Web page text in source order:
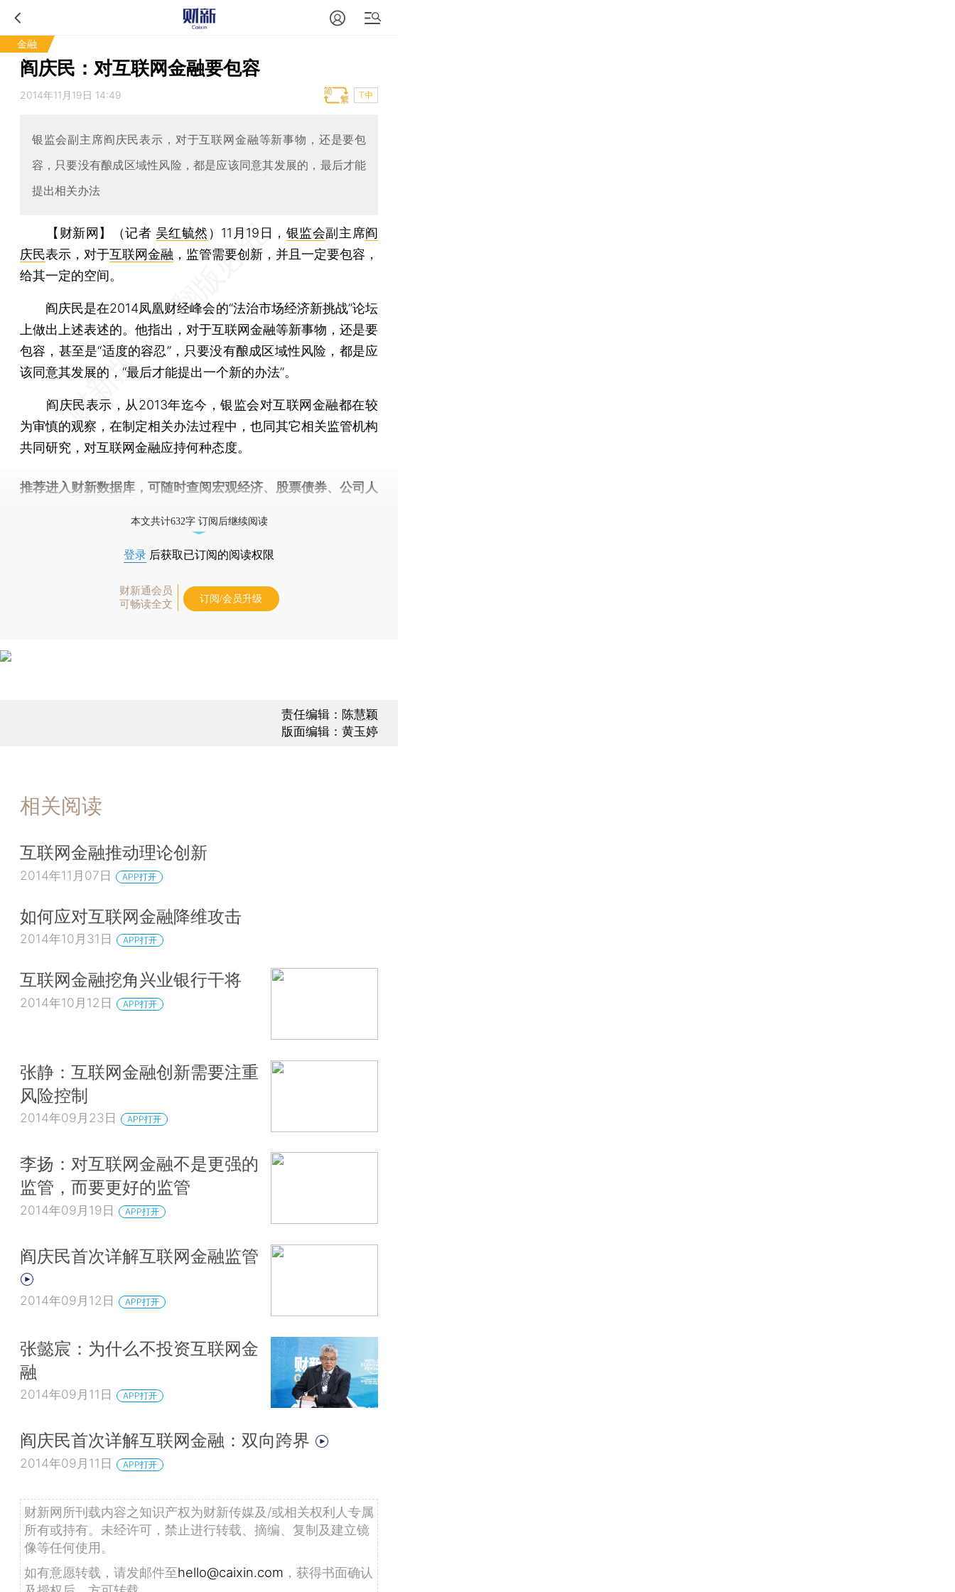
金融
阎庆民：对互联网金融要包容
2014年11月19日 14:49 T中
银监会副主席阎庆民表示，对于互联网金融等新事物，还是要包
容，只要没有酿成区域性风险，都是应该同意其发展的，最后才能
提出相关办法
【财新网】（记者 吴红毓然 ） 11月19日， 银监会副主席阎
庆民表示，对于互联网金融 ，监管需要创新，并且一定要包容，
给其一定的空间。
阎庆民是在2014凤凰财经峰会的“法治市场经济新挑战”论坛
上做出上述表述的。他指出，对于互联网金融等新事物，还是要
包容，甚至是“适度的容忍”，只要没有酿成区域性风险，都是应
该同意其发展的，“最后才能提出一个新的办法”。
阎庆民表示，从2013年迄今，银监会对互联网金融都在较
为审慎的观察，在制定相关办法过程中，也同其它相关监管机构
共同研究，对互联网金融应持何种态度。
推荐进入财新数据库 ，可随时查阅宏观经济、股票债券、公司人
本文共计632字 订阅后继续阅读
登录 后获取已订阅的阅读权限
财新通会员
可畅读全文
订阅/会员升级
责任编辑：陈慧颖
版面编辑：黄玉婷
相关阅读
互联网金融推动理论创新
2014年11月07日 APP打开
如何应对互联网金融降维攻击
2014年10月31日 APP打开
互联网金融挖角兴业银行干将
2014年10月12日 APP打开
张静：互联网金融创新需要注重
风险控制
2014年09月23日 APP打开
李扬：对互联网金融不是更强的
监管，而要更好的监管
2014年09月19日 APP打开
阎庆民首次详解互联网金融监管
2014年09月12日 APP打开
张懿宸：为什么不投资互联网金
融
2014年09月11日 APP打开
阎庆民首次详解互联网金融：双向跨界
2014年09月11日 APP打开
财新网所刊载内容之知识产权为财新传媒及/或相关权利人专属
所有或持有。未经许可，禁止进行转载、摘编、复制及建立镜
像等任何使用。
如有意愿转载，请发邮件至hello@caixin.com ，获得书面确认